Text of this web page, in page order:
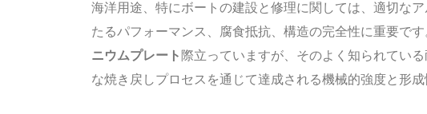
海洋用途、特にボートの建設と修理に関しては、適切な
たるパフォーマンス、腐食抵抗、構造の完全性に重要です
ニウムプレート 際立っていますが、そのよく知られてい
な焼き戻しプロセスを通じて達成される機械的強度と形